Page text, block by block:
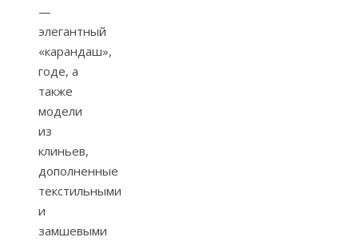
—
элегантный
«карандаш»,
годе, а
также
модели
из
клиньев,
дополненные
текстильными
и
замшевыми